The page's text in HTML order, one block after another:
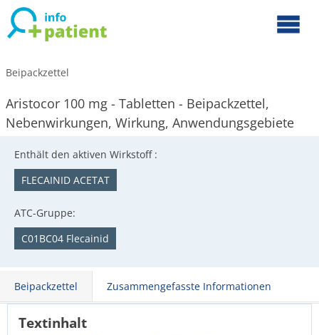
Beipackzettel
Aristocor 100 mg - Tabletten - Beipackzettel,
Nebenwirkungen, Wirkung, Anwendungsgebiete
Enthält den aktiven Wirkstoff :
FLECAINID ACETAT
ATC-Gruppe:
C01BC04 Flecainid
Beipackzettel Zusammengefasste Informationen
Textinhalt